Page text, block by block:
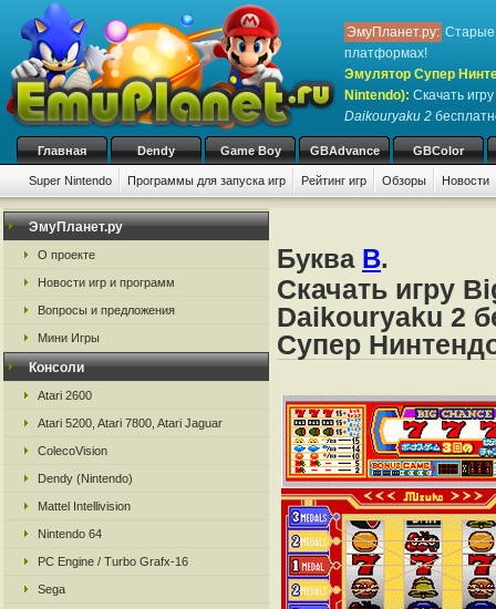
ЭмуПланет.ру: Старые
платформах!
Эмулятор Супер
Nintendo): Скачать игру
Daikouryaku 2
Главная Dendy Game Boy GBAdvance GBColor
Super Nintendo Программы для запуска игр Рейтинг игр Обзоры Новости
Игры: # A B C D E F G H I
ЭмуПланет.ру
О проекте
Новости игр и программ
Вопросы и предложения
Мини Игры
Консоли
Atari 2600
Atari 5200, Atari 7800, Atari Jaguar
ColecoVision
Dendy (Nintendo)
Mattel Intellivision
Nintendo 64
PC Engine / Turbo Grafx-16
Sega
Буква B.
Скачать игру
Daikouryaku 2
Супер